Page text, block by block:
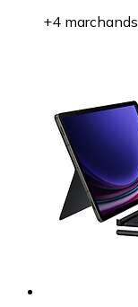
+4 marchands